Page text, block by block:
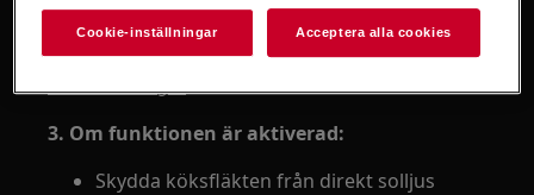
För mer information se huvens
användarmanual. Ladda ner .
3. Om funktionen är aktiverad:
Skydda köksfläkten från direkt solljus
Cookie-inställningar Acceptera alla cookies